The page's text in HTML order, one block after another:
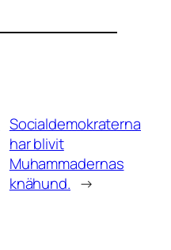
Socialdemokraterna
har blivit
Muhammadernas
knähund. →